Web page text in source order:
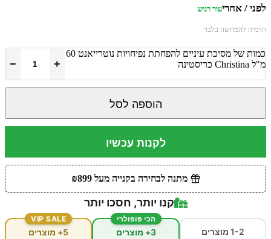
לפני / אחריעור רגיש
הדמיה להמחשה בלבד
כמות של מסיכת עיניים להפחתת נפיחויות נוטרייאנט 60
מ"ל Christina כריסטינה
+
−
הוספה לסל
לקנות עכשיו
מתנה לבחירה בקנייה מעל ₪899
קנו יותר, חסכו יותר
1-2 מוצרים
הכי פופולרי
3+ מוצרים
VIP SALE
5+ מוצרים